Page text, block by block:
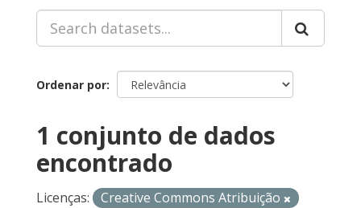
Ordenar por
1 conjunto de dados
encontrado
Licenças:
Creative Commons Atribuição